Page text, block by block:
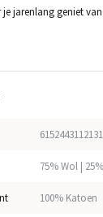
jarenlang geniet
6152443112131
75% Wol |
100% Katoen